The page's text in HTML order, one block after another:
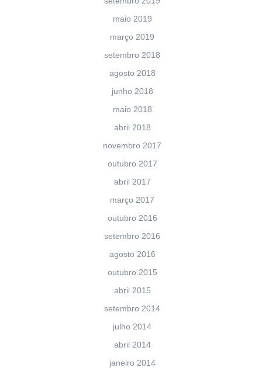
maio 2019
março 2019
setembro 2018
agosto 2018
junho 2018
maio 2018
abril 2018
novembro 2017
outubro 2017
abril 2017
março 2017
outubro 2016
setembro 2016
agosto 2016
outubro 2015
abril 2015
setembro 2014
julho 2014
abril 2014
janeiro 2014